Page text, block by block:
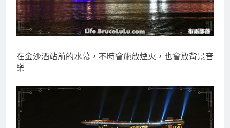
在金沙酒站前的水幕，不時會施放煙火，也會放背景音
樂